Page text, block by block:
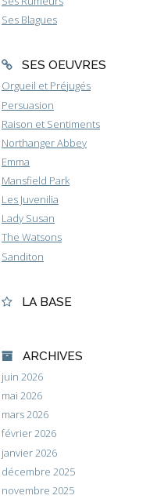
Ses Blagues
SES OEUVRES
Orgueil et Préjugés
Persuasion
Raison et Sentiments
Northanger Abbey
Emma
Mansfield Park
Les Juvenilia
Lady Susan
The Watsons
Sanditon
LA BASE
ARCHIVES
juin 2026
mai 2026
mars 2026
février 2026
janvier 2026
décembre 2025
novembre 2025